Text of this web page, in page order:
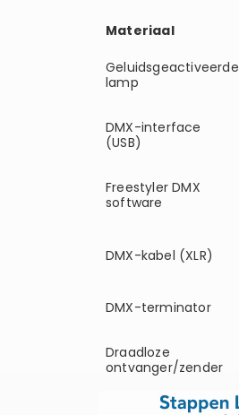
Materiaal
Geluidsgeactiveerde
lamp
DMX-interface
(USB)
Freestyler DMX
software
DMX-kabel (XLR)
DMX-terminator
Draadloze
ontvanger/zender